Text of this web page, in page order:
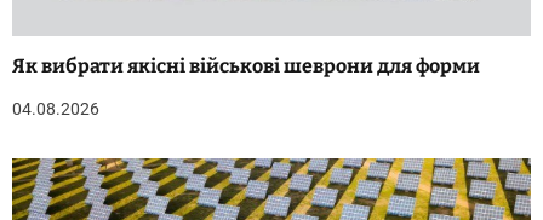
Як вибрати якісні військові шеврони для форми
04.08.2026